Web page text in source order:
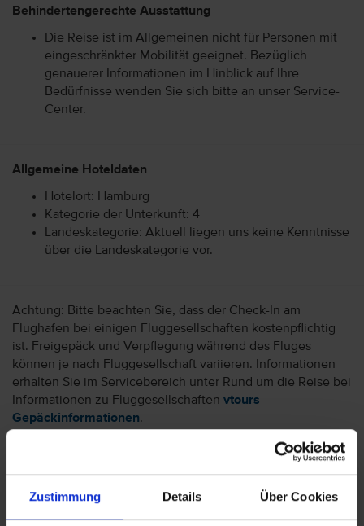
Zustimmung Details Über Cookies
Behindertengerechte Ausstattung
Die Reise ist im Allgemeinen nicht für Personen mit
eingeschränkter Mobilität geeignet. Bezüglich
genauerer Informationen im Hinblick auf Ihre
Bedürfnisse wenden Sie sich bitte an unser Service-
Center.
Allgemeine Hoteldaten
Hotelort: Hamburg
Kategorie der Unterkunft: 4
Landeskategorie: Aktuell liegen uns keine Kenntnisse
über die Landeskategorie vor.
Achtung: Bitte beachten Sie, dass der Check-In am
Flughafen bei einigen Fluggesellschaften kostenpflichtig
ist. Freigepäck und Verpflegung während des Fluges
können je nach Fluggesellschaft variieren. Informationen
erhalten Sie im Servicebereich unter Rund um die Reise bei
Informationen zu Fluggesellschaften vtours
Gepäckinformationen.
Wir möchten Sie darauf aufmerksam machen, dass Sie am
Ankunftstag ab 15 Uhr (örtliche Abweichung vorbehalten) in
Sie Ihr Zimmer bis 11 Uhr (örtliche Abweichung vorbehalten)
nutzen. Bitte beachten Sie, dass es bei Nur-Hotel-